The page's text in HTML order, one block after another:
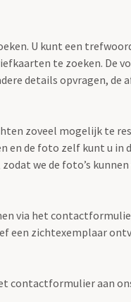
U kunt een
te zoeken. De
details opvragen,
zoveel mogelijk te
en de foto zelf kunt u
we de foto’s kunnen
via het
een zichtexemplaar
contactformulier aan